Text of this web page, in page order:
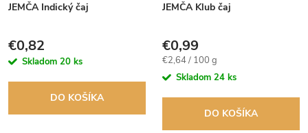
JEMČA Indický čaj
€0,82
Skladom 20 ks
DO KOŠÍKA
JEMČA Klub čaj
€0,99
Jednotková
cena:
€2,64 / 100 g
Skladom 24 ks
DO KOŠÍKA